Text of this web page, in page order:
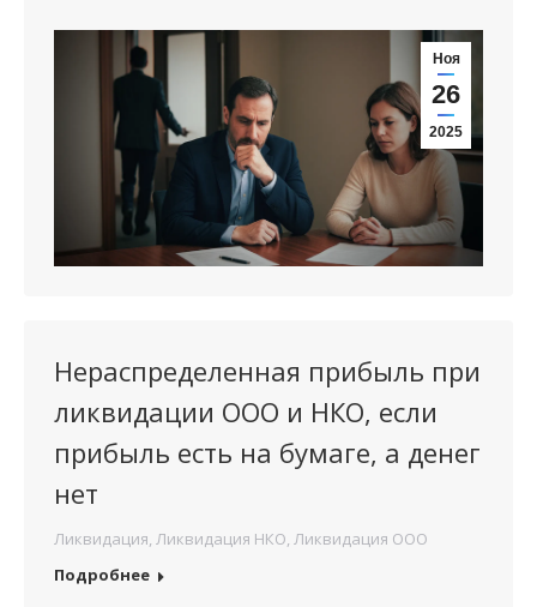
Ноя
26
2025
Нераспределенная прибыль при
ликвидации ООО и НКО, если
прибыль есть на бумаге, а денег
нет
Ликвидация, Ликвидация НКО, Ликвидация ООО
Подробнее